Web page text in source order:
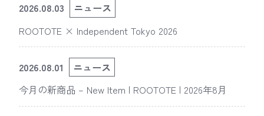
2026.08.03
ニュース
ROOTOTE × Independent Tokyo 2026
2026.08.01
ニュース
今月の新商品 – New Item | ROOTOTE | 2026年8月